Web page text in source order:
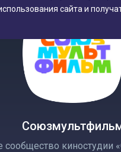
сайта и
сообщество киностудии